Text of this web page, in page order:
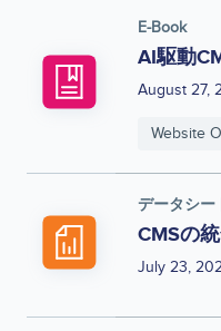
検
E-Book
AI駆動
August 27,
Website
データシー
CMSの
July 23,